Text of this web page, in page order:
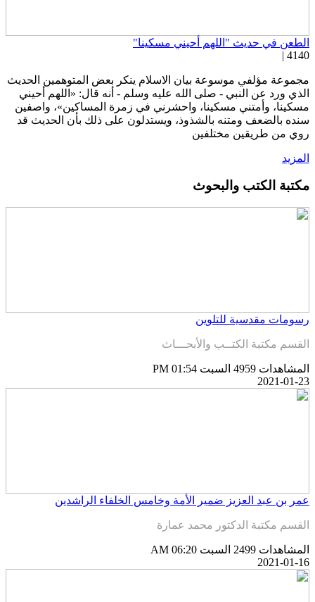
في حديث "اللهم أحيني مسكينا"
مؤلفي موسوعة بيان الاسلام ينكر بعض المتوهمين الحديث
ورد عن النبي - صلى الله عليه وسلم - أنه قال: «اللهم أحيني
وأمتني مسكينا، واحشرني في زمرة المساكين»، واصفين
بالضعف ومتنه بالشذوذ، ويستدلون على ذلك بأن الحديث قد
من طريقين مختلفين
الكتب والبحوث
مقدسية للتلوين
مكتبة الكتــب والأبحـــاث
4959
السبت PM 01:54
2021-01-
بن عبد العزيز ضمير الأمة وخامس الخلفاء الراشدين
مكتبة الدكتور محمد عمارة
2499
السبت AM 06:20
2021-01-